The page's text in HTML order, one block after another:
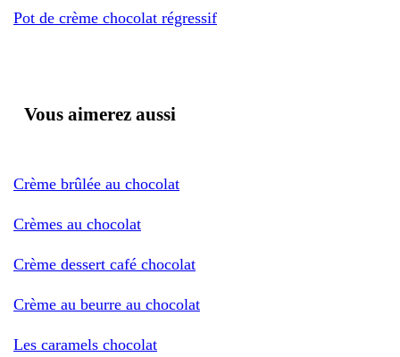
Pot de crème chocolat régressif
Vous aimerez aussi
Crème brûlée au chocolat
Crèmes au chocolat
Crème dessert café chocolat
Crème au beurre au chocolat
Les caramels chocolat